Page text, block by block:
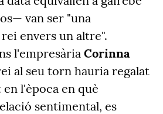
van ser "una
envers un altre".
l'empresària Corinna
al seu torn hauria regalat
l'època en què
sentimental, es